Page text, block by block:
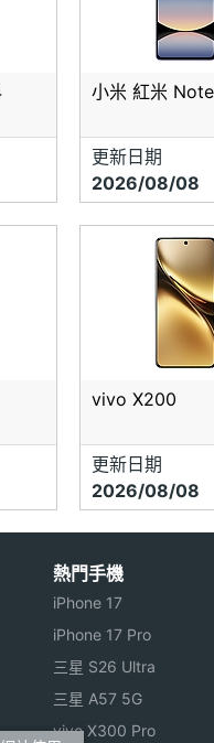
小米 紅米
更新日期
2026/08/08
vivo X200
更新日期
2026/08/08
熱門手機
iPhone 17
iPhone 17 Pro
三星 S26 Ultra
三星 A57 5G
vivo X300 Pro